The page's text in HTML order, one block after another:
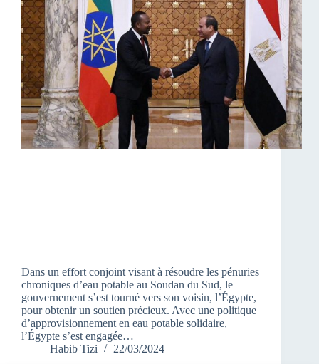
Dans un effort conjoint visant à résoudre les pénuries
chroniques d’eau potable au Soudan du Sud, le
gouvernement s’est tourné vers son voisin, l’Égypte,
pour obtenir un soutien précieux. Avec une politique
d’approvisionnement en eau potable solidaire,
l’Égypte s’est engagée…
Habib Tizi
22/03/2024